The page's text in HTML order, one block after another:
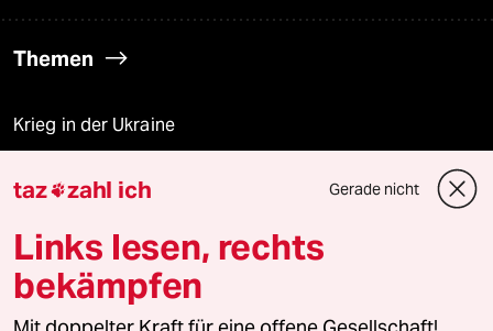
Themen
Krieg in der Ukraine
Hitze
Niedrigwasser
Nahost-Konflikt
taz zahl ich Gerade nicht
Links lesen, rechts
bekämpfen